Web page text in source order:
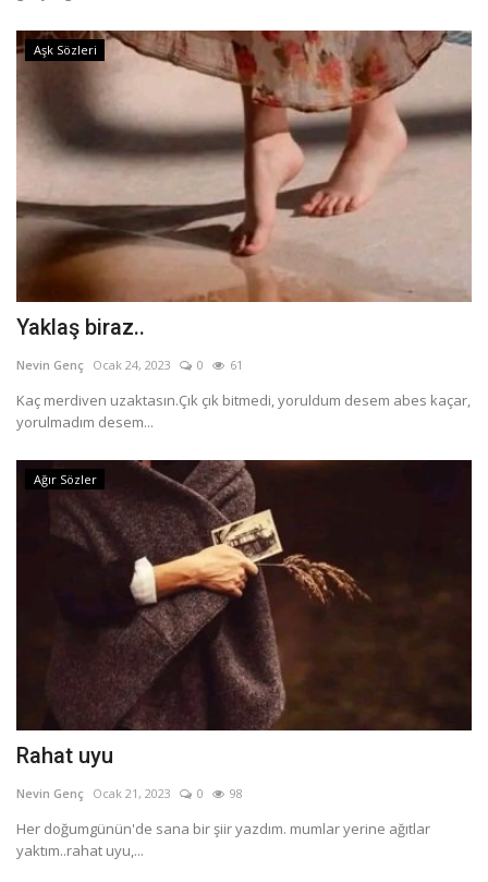
Aşk Sözleri
Yaklaş biraz..
Nevin Genç Ocak 24, 2023 0 61
Kaç merdiven uzaktasın.Çık çık bitmedi, yoruldum desem abes kaçar,
yorulmadım desem...
Ağır Sözler
Rahat uyu
Nevin Genç Ocak 21, 2023 0 98
Her doğumgünün'de sana bir şiir yazdım. mumlar yerine ağıtlar
yaktım..rahat uyu,...